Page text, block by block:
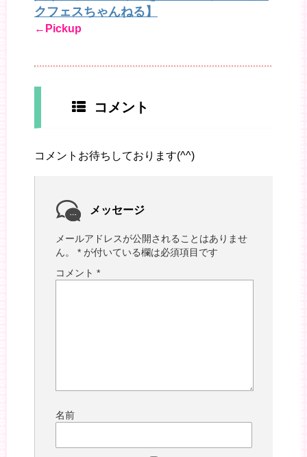
クフェスちゃんねる】
←Pickup
コメント
コメントお待ちしております(^^)
メッセージ
メールアドレスが公開されることはありませ
ん。
* が付いている欄は必須項目です
コメント *
名前